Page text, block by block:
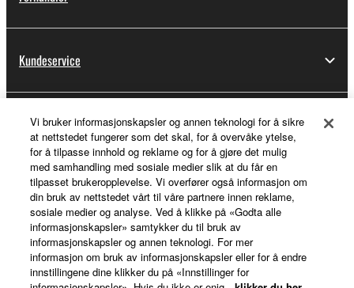
Kundeservice
Min Yamaha Music ID
Om Yamaha
Norge - Norwegian
Virksomhet
Vi bruker informasjonskapsler og annen teknologi for å sikre
at nettstedet fungerer som det skal, for å overvåke ytelse,
for å tilpasse innhold og reklame og for å gjøre det mulig
med samhandling med sosiale medier slik at du får en
tilpasset brukeropplevelse. Vi overfører også informasjon om
din bruk av nettstedet vårt til våre partnere innen reklame,
sosiale medier og analyse. Ved å klikke på «Godta alle
informasjonskapsler» samtykker du til bruk av
informasjonskapsler og annen teknologi. For mer
informasjon om bruk av informasjonskapsler eller for å endre
innstillingene dine klikker du på «Innstillinger for